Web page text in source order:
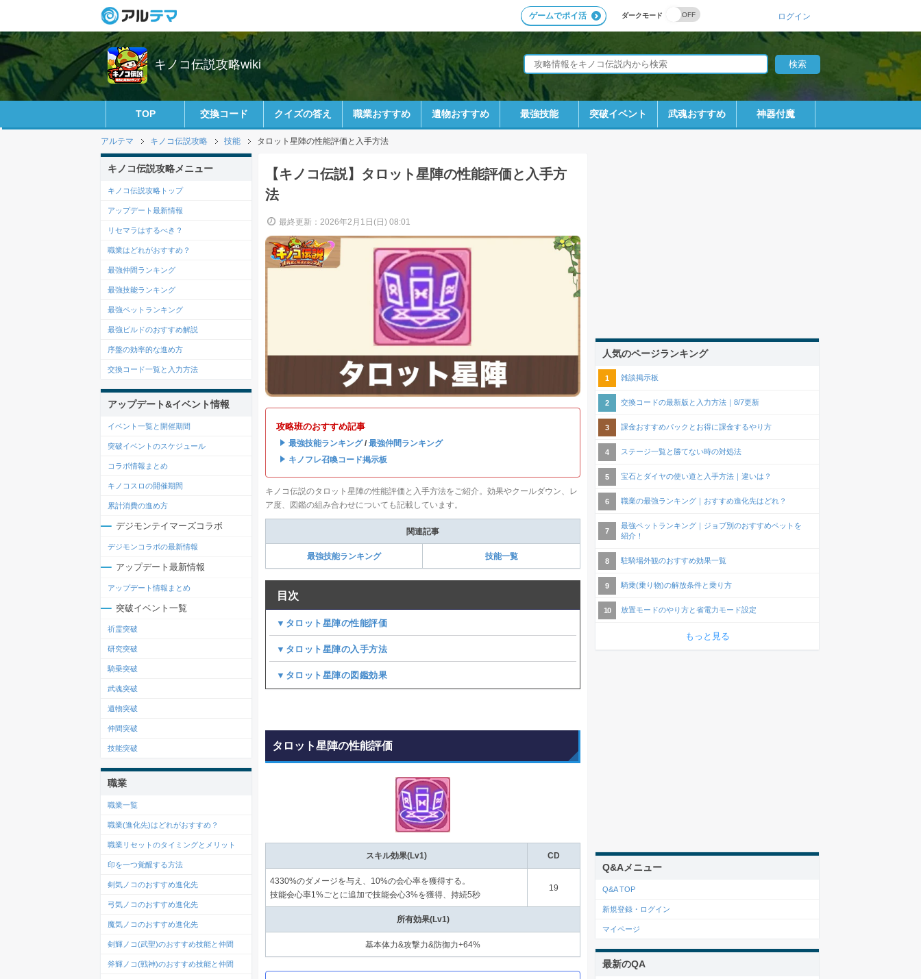
ダークモード
ゲームでポイ活 ログイン
キノコ伝説攻略wiki
TOP 交換コード クイズの答え 職業おすすめ 遺物おすすめ 最強技能 突破イベント 武魂おすすめ 神器付魔
アルテマ キノコ伝説攻略 技能 タロット星陣の性能評価と入手方法
【キノコ伝説】タロット星陣の性能評価と入手方
法
最終更新：2026年2月1日(日) 08:01
攻略班のおすすめ記事
・ 最強技能ランキング/ 最強仲間ランキング
・ キノフレ召喚コード掲示板
キノコ伝説のタロット星陣の性能評価と入手方法をご紹介。効果やクールダウン、レ
ア度、図鑑の組み合わせについても記載しています。
関連記事
最強技能ランキング 技能一覧
目次
▼タロット星陣の性能評価
▼タロット星陣の入手方法
▼タロット星陣の図鑑効果
タロット星陣の性能評価
スキル効果(Lv1) CD
4330%のダメージを与え、10%の会心率を獲得する。
技能会心率1%ごとに追加で技能会心3%を獲得、持続5秒
19
所有効果(Lv1)
基本体力&攻撃力&防御力+64%
キノコ伝説攻略メニュー
キノコ伝説攻略トップ
アップデート最新情報
リセマラはするべき？
職業はどれがおすすめ？
最強仲間ランキング
最強技能ランキング
最強ペットランキング
最強ビルドのおすすめ解説
序盤の効率的な進め方
交換コード一覧と入力方法
アップデート&イベント情報
イベント一覧と開催期間
突破イベントのスケジュール
コラボ情報まとめ
キノコスロの開催期間
累計消費の進め方
デジモンテイマーズコラボ
デジモンコラボの最新情報
アップデート最新情報
アップデート情報まとめ
突破イベント一覧
祈霊突破
研究突破
騎乗突破
武魂突破
遺物突破
仲間突破
技能突破
職業
職業一覧
職業(進化先)はどれがおすすめ？
職業リセットのタイミングとメリット
印を一つ覚醒する方法
剣気ノコのおすすめ進化先
弓気ノコのおすすめ進化先
魔気ノコのおすすめ進化先
剣輝ノコ(武聖)のおすすめ技能と仲間
斧輝ノコ(戦神)のおすすめ技能と仲間
人気のページランキング
雑談掲示板
交換コードの最新版と入力方法｜8/7更新
課金おすすめパックとお得に課金するやり方
ステージ一覧と勝てない時の対処法
宝石とダイヤの使い道と入手方法｜違いは？
職業の最強ランキング｜おすすめ進化先はどれ？
最強ペットランキング｜ジョブ別のおすすめペットを
紹介！
駐騎場外観のおすすめ効果一覧
騎乗(乗り物)の解放条件と乗り方
放置モードのやり方と省電力モード設定
もっと見る
Q&Aメニュー
Q&A TOP
新規登録・ログイン
マイページ
最新のQA